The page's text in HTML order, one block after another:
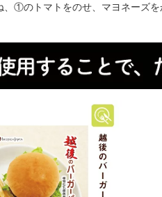
のトマトをのせ、マヨネーズを